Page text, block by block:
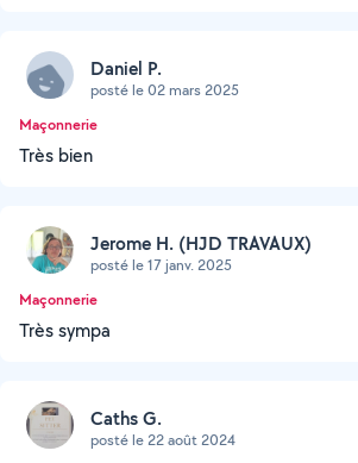
Daniel P.
posté le 02 mars 2025
Maçonnerie
Très bien
Jerome H. (HJD TRAVAUX)
posté le 17 janv. 2025
Maçonnerie
Très sympa
Caths G.
posté le 22 août 2024